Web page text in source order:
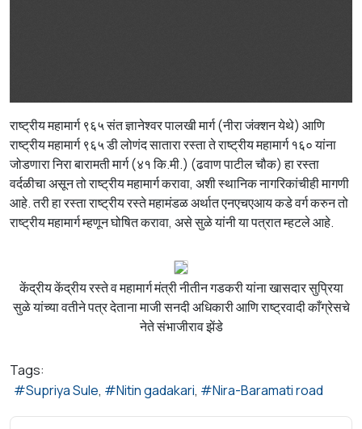
राष्ट्रीय महामार्ग ९६५ संत ज्ञानेश्वर पालखी मार्ग (नीरा जंक्शन येथे) आणि
राष्ट्रीय महामार्ग ९६५ डी लोणंद सातारा रस्ता ते राष्ट्रीय महामार्ग १६० यांना
जोडणारा निरा बारामती मार्ग (४१ कि.मी.) (ढवाण पाटील चौक) हा रस्ता
वर्दळीचा असून तो राष्ट्रीय महामार्ग करावा, अशी स्थानिक नागरिकांचीही मागणी
आहे. तरी हा रस्ता राष्ट्रीय रस्ते महामंडळ अर्थात एनएचएआय कडे वर्ग करुन तो
राष्ट्रीय महामार्ग म्हणून घोषित करावा, असे सुळे यांनी या पत्रात म्हटले आहे.
केंद्रीय केंद्रीय रस्ते व महामार्ग मंत्री नीतीन गडकरी यांना खासदार सुप्रिया
सुळे यांच्या वतीने पत्र देताना माजी सनदी अधिकारी आणि राष्ट्रवादी काँग्रेसचे
नेते संभाजीराव झेंडे
Tags:
Supriya Sule
Nitin gadakari Nira-Baramati road